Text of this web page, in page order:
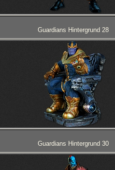
Guardians Hintergrund 28
Guardians Hintergrund 30